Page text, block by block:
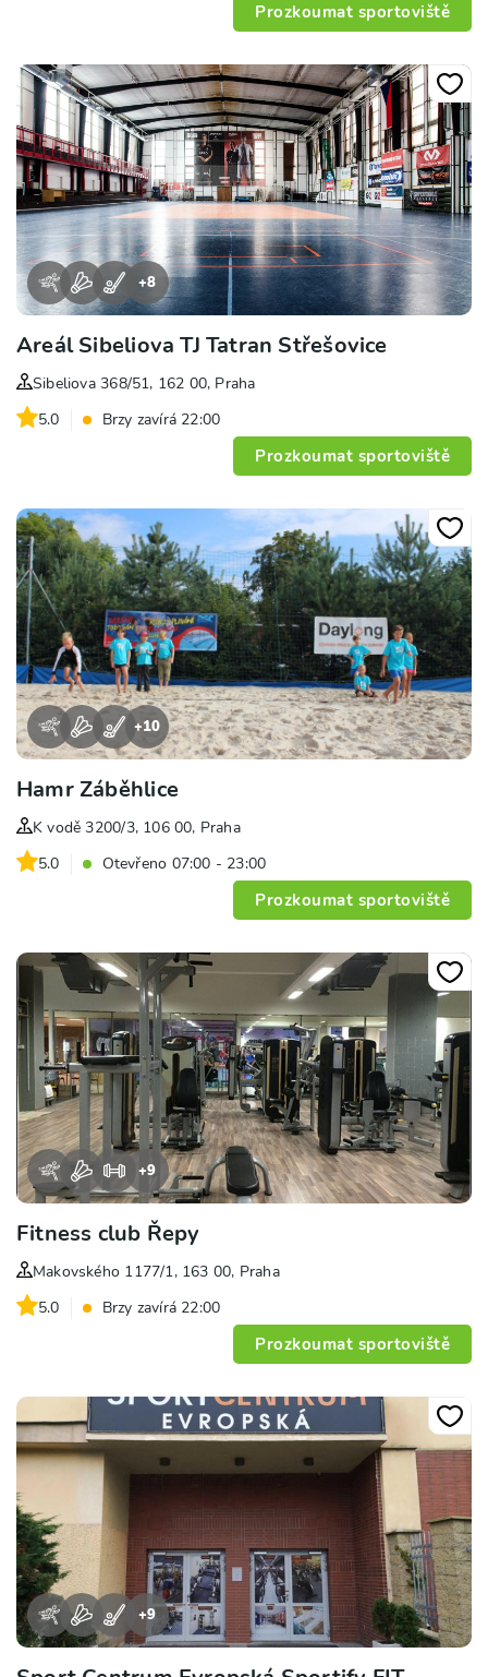
Prozkoumat sportoviště
+8
Areál Sibeliova TJ Tatran Střešovice
Sibeliova 368/51, 162 00, Praha
5.0
Brzy zavírá 22:00
Prozkoumat sportoviště
+10
Hamr Záběhlice
K vodě 3200/3, 106 00, Praha
5.0
Otevřeno 07:00 - 23:00
Prozkoumat sportoviště
+9
Fitness club Řepy
Makovského 1177/1, 163 00, Praha
5.0
Brzy zavírá 22:00
Prozkoumat sportoviště
+9